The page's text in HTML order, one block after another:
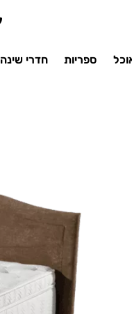
ספריות חדרי שינה